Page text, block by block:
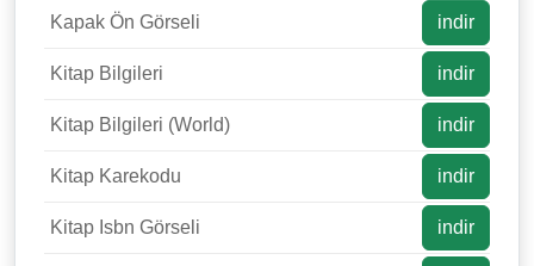
Kapak Ön Görseli indir
Kitap Bilgileri indir
Kitap Bilgileri (World) indir
Kitap Karekodu indir
Kitap Isbn Görseli indir